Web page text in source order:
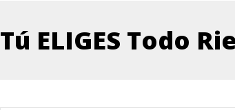
Tú ELIGES Todo